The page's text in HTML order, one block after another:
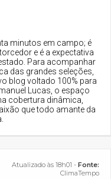
minutos em campo; é
e é a expectativa
Para acompanhar
das grandes seleções,
blog voltado 100% para
Lucas, o espaço
cobertura dinâmica,
que todo amante da
Atualizado às 18h01 - Fonte:
ClimaTempo